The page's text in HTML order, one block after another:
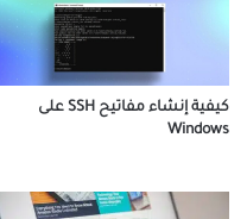
كيفية إنشاء مفاتيح SSH على
Windows